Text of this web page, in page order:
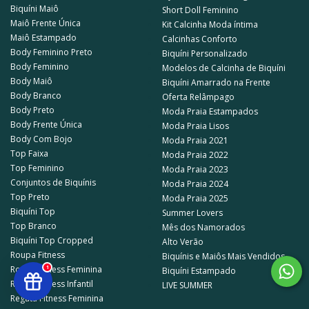
Outro ponto que interfere diretamente no conforto é o tipo de tecido.
Isso faz completa diferença. Para a praia ou para utilizar em piscinas,
indicamos que prefira tecidos sintéticos porque são muito mais leves e
não pesam tanto quanto o algodão
A maioria das nossas peças são fabricadas com este tipo de material,
contando com concentrações mais baixas do algodão para facilitar a
transpiração da pele. Opte por tecidos gostosos de usar, que permitam
o uso por horas sem que se sinta desconfortável.
E então, o que está esperando para vir conhecer o catálogo de Maiô
Engana Mamãe Summer Soul?
Biquíni Maiô
Maiô Frente Única
Maiô Estampado
Body Feminino Preto
Body Feminino
Body Maiô
Body Branco
Body Preto
Body Frente Única
Body Com Bojo
Top Faixa
Top Feminino
Conjuntos de Biquínis
Top Preto
Biquíni Top
Top Branco
Biquíni Top Cropped
Roupa Fitness
Roupa Fitness Feminina
Roupa Fitness Infantil
Regata Fitness Feminina
Short Doll Feminino
Kit Calcinha Moda íntima
Calcinhas Conforto
Biquíni Personalizado
Modelos de Calcinha de Biquíni
Biquíni Amarrado na Frente
Oferta Relâmpago
Moda Praia Estampados
Moda Praia Lisos
Moda Praia 2021
Moda Praia 2022
Moda Praia 2023
Moda Praia 2024
Moda Praia 2025
Summer Lovers
Mês dos Namorados
Alto Verão
Biquínis e Maiôs Mais Vendidos
Biquíni Estampado
LIVE SUMMER
1